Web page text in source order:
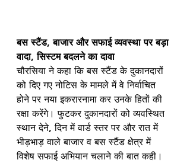
बस स्टैंड, बाजार और सफाई व्यवस्था पर बड़ा
वादा, सिस्टम बदलने का दावा
चौरसिया ने कहा कि बस स्टैंड के दुकानदारों
को दिए गए नोटिस के मामले में वे निर्वाचित
होने पर नया इकरारनामा कर उनके हितों की
रक्षा करेंगे। फुटकर दुकानदारों को व्यवस्थित
स्थान देने, दिन में वार्ड स्तर पर और रात में
भीड़भाड़ वाले बाजार व बस स्टैंड क्षेत्र में
विशेष सफाई अभियान चलाने की बात कही।